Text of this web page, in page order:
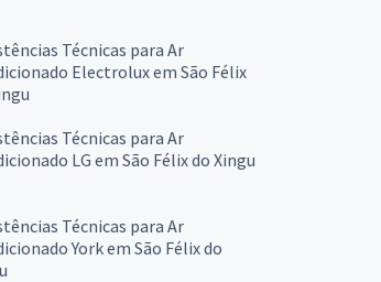
Técnicas para Ar
Electrolux em São Félix
Técnicas para Ar
LG em São Félix do Xingu
Técnicas para Ar
York em São Félix do